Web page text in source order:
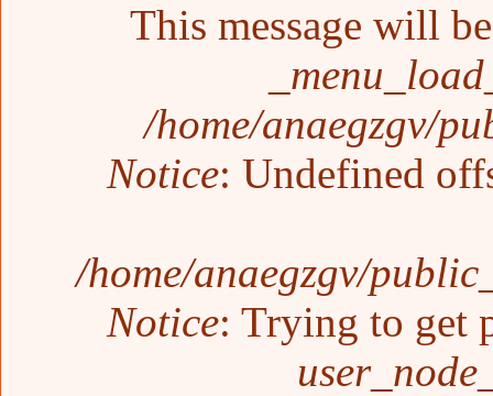
This message will
/home/anaegzgv/
Notice: Undefined
/home/anaegzgv/
Notice: Trying to get